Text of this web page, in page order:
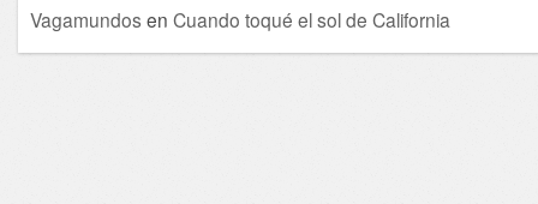
Vagamundos en Cuando toqué el sol de California